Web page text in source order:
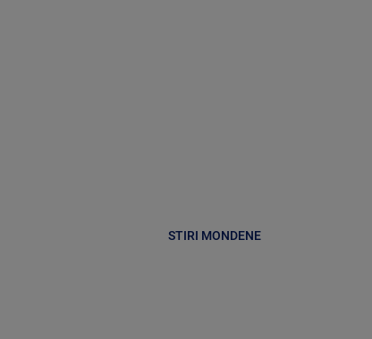
STIRI MONDENE